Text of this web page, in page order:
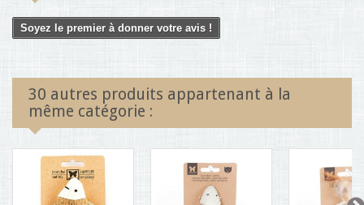
Soyez le premier à donner votre avis !
30 autres produits appartenant à la
même catégorie :